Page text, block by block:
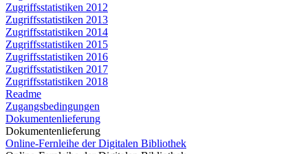
Zugriffsstatistiken 2012
Zugriffsstatistiken 2013
Zugriffsstatistiken 2014
Zugriffsstatistiken 2015
Zugriffsstatistiken 2016
Zugriffsstatistiken 2017
Zugriffsstatistiken 2018
Readme
Zugangsbedingungen
Dokumentenlieferung
Dokumentenlieferung
Online-Fernleihe der Digitalen Bibliothek